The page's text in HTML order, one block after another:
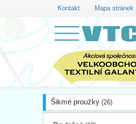
Kontakt Mapa stránek
Šikmé proužky (26)